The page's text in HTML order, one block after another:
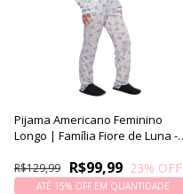
Pijama Americano Feminino
Longo | Família Fiore de Luna -
R$99,99
R$129,99 23% OFF
ATÉ 15% OFF EM QUANTIDADE